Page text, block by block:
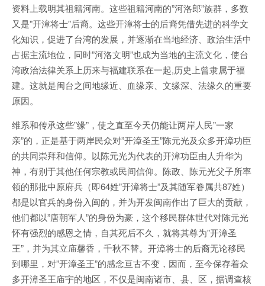
资料上载明其祖籍河南。这些祖籍河南的”河洛郎”族群，多数
又是”开漳将士”后裔。这些开漳将士的后裔凭借先进的科学文
化知识，促进了台湾的发展，并逐渐在当地经济、政治生活中
占据主流地位，同时”河洛文明”也成为当地的主流文化，使台
湾政治法律关系上历来与福建联系在一起,历史上曾隶属于福
建。这就是闽台之间地缘近、血缘亲、文缘深、法缘久的重要
原因。
维系和传承这些”缘”，使之直至今天仍能让两岸人民”一家
亲”的，正是基于两岸民众对”开漳圣王”陈元光及众多开漳功臣
的共同崇拜和信仰。以陈元光为代表的开漳功臣由人升华为
神，有别于其他任何宗教或民间信仰。陈政、陈元光父子所率
领的那批中原府兵（即64姓”开漳将士”及其随军眷属共87姓）
都是以官兵的身份入闽的，并为开发闽南作出了巨大的贡献，
他们都以”唐朝军人”的身份为豪，这个移民群体世代对陈元光
怀有强烈的感恩之情，自其死后不久，就将其尊为”开漳圣
王”，并为其立庙馨香，千秋不替。开漳将士的后裔无论移民
到哪里，对”开漳圣王”的感念亘古不变，因而，至今保存着众
多开漳圣王庙宇的地区，不仅是闽南诸市、县、区，据调查核